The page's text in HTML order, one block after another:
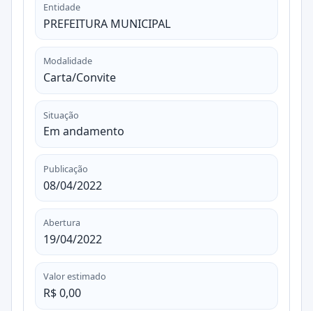
Entidade
PREFEITURA MUNICIPAL
Modalidade
Carta/Convite
Situação
Em andamento
Publicação
08/04/2022
Abertura
19/04/2022
Valor estimado
R$ 0,00